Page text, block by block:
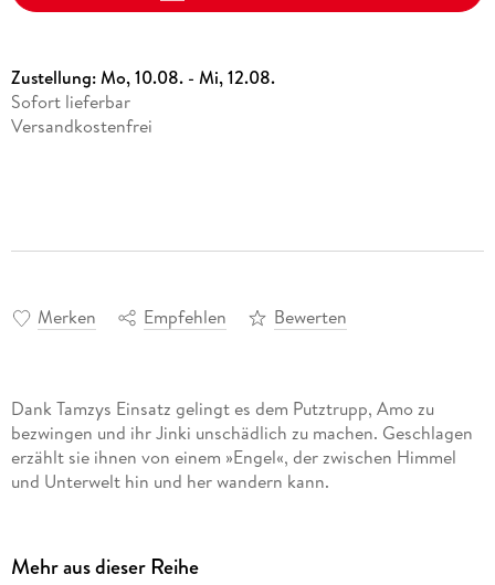
Zustellung:Mo, 10.08. - Mi, 12.08.
Sofort lieferbar
Versandkostenfrei
Merken Empfehlen Bewerten
Dank Tamzys Einsatz gelingt es dem Putztrupp, Amo zu
bezwingen und ihr Jinki unschädlich zu machen. Geschlagen
erzählt sie ihnen von einem »Engel«, der zwischen Himmel
und Unterwelt hin und her wandern kann.
Mehr aus dieser Reihe